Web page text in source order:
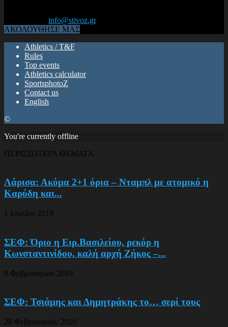
info@stivoz.gr
ΑΚΟΛΟΥΘΗΣΕ ΜΑΣ
Athletics / T&F
Rules
Top events
Athletics calculator
SportsphotoZ
Contact us
English
©
You're currently offline
ΠΕΡΙΣΣΟΤΕΡΑ ΘΕΜΑΤΑ
Λάρισα: Ακόμα 2+1 όρια – Νταμπλ με ατομικό η
Καρύδη και...
1 Ιουλίου 2019
ΣΕΦ: Όριο η Ειρ.Βασιλείου, ρεκόρ η
Κωνσταντινίδου, καλή αρχή Ζήκος –...
9 Φεβρουαρίου 2019
ΣΕΦ: Τσιάμης και Δημητράκης το… σερί τους
28 Φεβρουαρίου 2020